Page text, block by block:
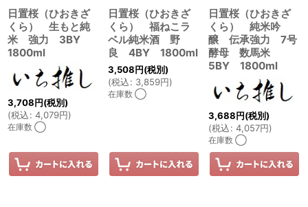
日置桜（ひおきざ
くら） 生もと純
米 強力 3BY
1800ml
3,708円(税別)
(税込: 4,079円)
在庫数 ◯
日置桜（ひおきざ
くら） 福ねこラ
ベル純米酒 野
良 4BY 1800ml
3,508円(税別)
(税込: 3,859円)
在庫数 ◯
日置桜（ひおきざ
くら） 純米吟
醸 伝承強力 7号
酵母 数馬米
5BY 1800ml
3,688円(税別)
(税込: 4,057円)
在庫数 ◯